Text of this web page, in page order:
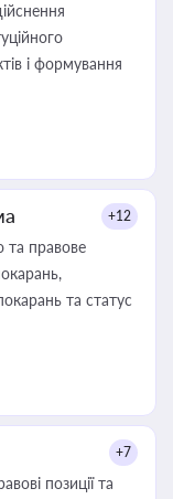
і формування
+12
та правове
та статус
+7
позиції та